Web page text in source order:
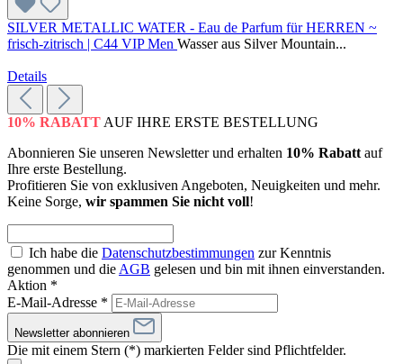
SILVER METALLIC WATER - Eau de Parfum für HERREN ~
frisch-zitrisch | C44 VIP Men Wasser aus Silver Mountain...
Details
10% RABATT AUF IHRE ERSTE BESTELLUNG
Abonnieren Sie unseren Newsletter und erhalten 10% Rabatt auf
Ihre erste Bestellung.
Profitieren Sie von exklusiven Angeboten, Neuigkeiten und mehr.
Keine Sorge, wir spammen Sie nicht voll!
Ich habe die Datenschutzbestimmungen zur Kenntnis
genommen und die AGB gelesen und bin mit ihnen einverstanden.
Aktion *
E-Mail-Adresse *
Newsletter abonnieren
Die mit einem Stern (*) markierten Felder sind Pflichtfelder.